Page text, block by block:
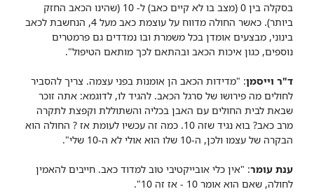
בסקלה בין 0 (מצב בו לא קיים כאב) ל- 10 (שהינו הכאב החזק
ביותר). כאשר החולה מדווח על עוצמת כאב מעל 4, הנחשבת לכאב
בינוני, מבצעים אומדן בכל משמרת ובו נמדדים גם פרמטרים
נוספים, כגון איכות הכאב ובהתאם לכך מותאם הטיפול".
ד"ר וייסמן: "מדידות הכאב הן אומנות בפני עצמה. צריך להסביר
לחולים מה פירושו של סרגל הכאב. להגיד לו, לדוגמא: אתה זוכר
שבאת לבית החולים עם האבן בכליה והשתוללת וקפצת לתקרה
מרב כאב? בוא נגיד שזה 10. כמה זה עכשיו לעומת אז ? החולה הוא
הבקרה של עצמו ולכן, ה-10 שלו הוא אולי לא ה-10 שלי".
ענת עומר: "אין כלי אובייקטיבי טוב למדוד כאב. חייבים להאמין
לחולה, שאם הוא אומר 10 - אז זה 10".